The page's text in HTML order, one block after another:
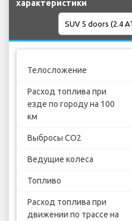
характеристики
Телосложение
Расход топлива при
езде по городу на 100
км
Выбросы CO2
Ведущие колеса
Топливо
Расход топлива при
движении по трассе на